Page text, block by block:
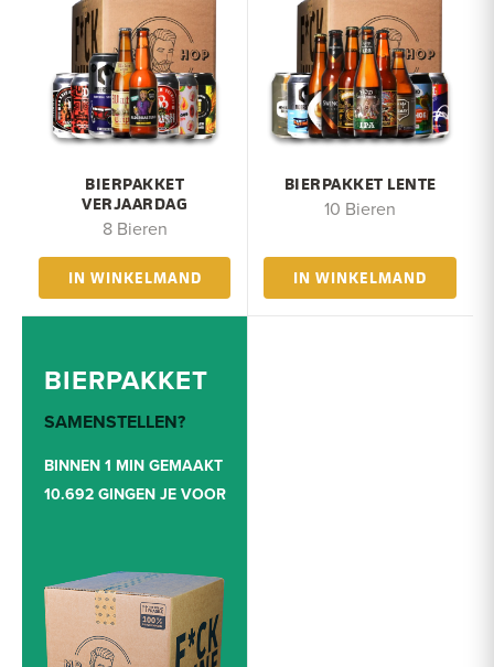
BIERPAKKET
VERJAARDAG
8 Bieren
IN WINKELMAND
BIERPAKKET LENTE
10 Bieren
IN WINKELMAND
BIERPAKKET
SAMENSTELLEN?
BINNEN 1 MIN GEMAAKT
10.692 GINGEN JE VOOR